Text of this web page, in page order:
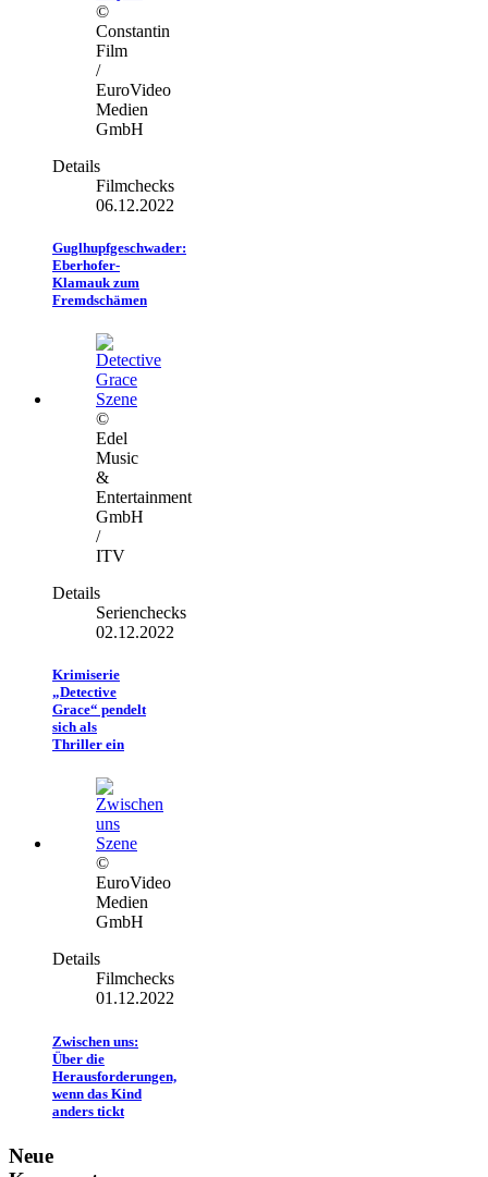
©
Constantin
Film
/
EuroVideo
Medien
GmbH
Details
Filmchecks
06.12.2022
Guglhupfgeschwader:
Eberhofer-
Klamauk zum
Fremdschämen
©
Edel
Music
&
Entertainment
GmbH
/
ITV
Details
Serienchecks
02.12.2022
Krimiserie
„Detective
Grace“ pendelt
sich als
Thriller ein
©
EuroVideo
Medien
GmbH
Details
Filmchecks
01.12.2022
Zwischen uns:
Über die
Herausforderungen,
wenn das Kind
anders tickt
Neue